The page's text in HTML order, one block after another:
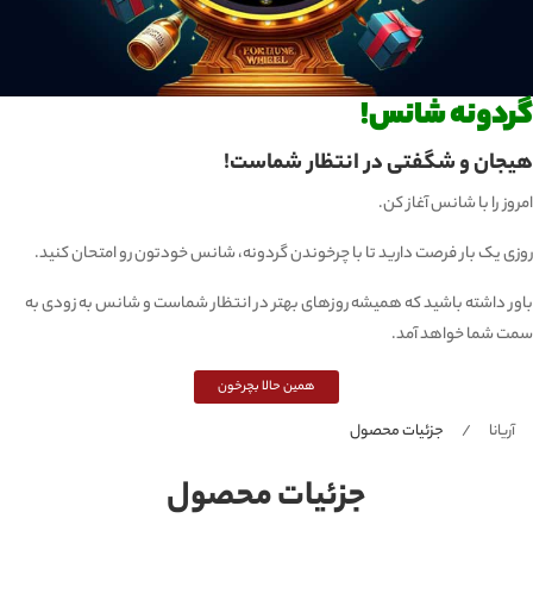
گردونه شانس!
هیجان و شگفتی در انتظار شماست!
امروز را با شانس آغاز کن.
روزی یک بار فرصت دارید تا با چرخوندن گردونه، شانس خودتون رو امتحان کنید.
باور داشته باشید که همیشه روزهای بهتر در انتظار شماست و شانس به زودی به
سمت شما خواهد آمد.
همین حالا بچرخون
جزئیات محصول
آریانا جزئیات محصول